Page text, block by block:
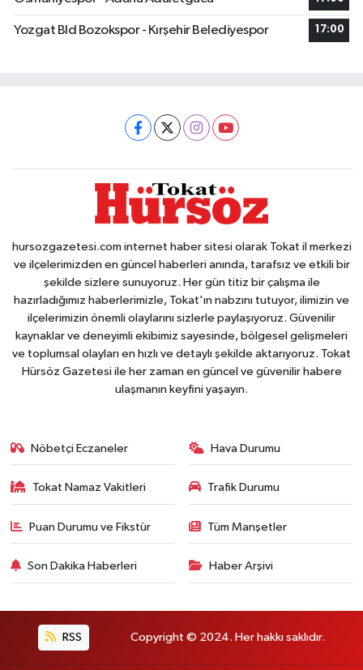
Yozgat Bld Bozokspor - Kırşehir Belediyespor 17:00
hursozgazetesi.com internet haber sitesi olarak Tokat il merkezi
ve ilçelerimizden en güncel haberleri anında, tarafsız ve etkili bir
şekilde sizlere sunuyoruz. Her gün titiz bir çalışma ile
hazırladığımız haberlerimizle, Tokat'ın nabzını tutuyor, ilimizin ve
ilçelerimizin önemli olaylarını sizlerle paylaşıyoruz. Güvenilir
kaynaklar ve deneyimli ekibimiz sayesinde, bölgesel gelişmeleri
ve toplumsal olayları en hızlı ve detaylı şekilde aktarıyoruz. Tokat
Hürsöz Gazetesi ile her zaman en güncel ve güvenilir habere
ulaşmanın keyfini yaşayın.
Nöbetçi Eczaneler Hava Durumu
Tokat Namaz Vakitleri Trafik Durumu
Puan Durumu ve Fikstür Tüm Manşetler
Son Dakika Haberleri Haber Arşivi
RSS Copyright © 2024. Her hakkı saklıdır.